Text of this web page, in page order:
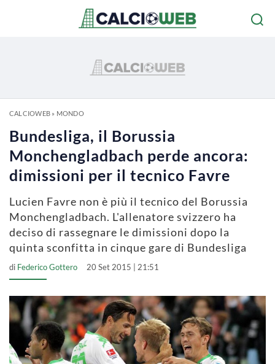
CALCIOWEB» MONDO
Bundesliga, il Borussia
Monchengladbach perde ancora:
dimissioni per il tecnico Favre
Lucien Favre non è più il tecnico del Borussia
Monchengladbach. L'allenatore svizzero ha
deciso di rassegnare le dimissioni dopo la
quinta sconfitta in cinque gare di Bundesliga
di Federico Gottero 20 Set 2015 | 21:51